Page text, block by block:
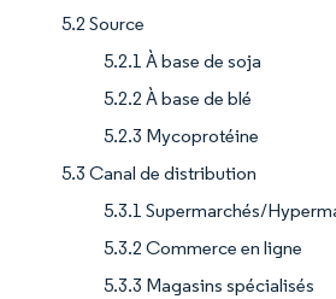
5.2 Source
5.2.1 À base de soja
5.2.2 À base de blé
5.2.3 Mycoprotéine
5.3 Canal de distribution
5.3.1 Supermarchés/
5.3.2 Commerce en ligne
5.3.3 Magasins spécialisés